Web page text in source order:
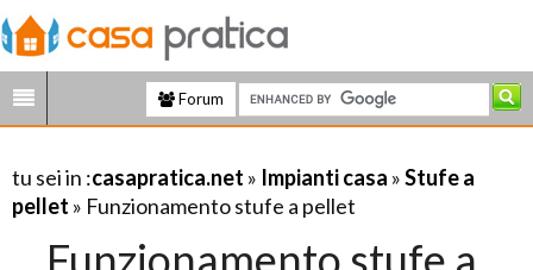
Forum
tu sei in :casapratica.net » Impianti casa »Stufe a
pellet » Funzionamento stufe a pellet
Funzionamento stufe a